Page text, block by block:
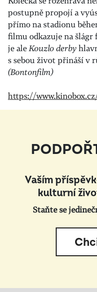
postupně propojí a
přímo na stadionu
filmu odkazuje na
je aleKouzlo derby
s sebou život přináší v
(Bontonfilm)
https://
Vaším
kulturní
Staňte se